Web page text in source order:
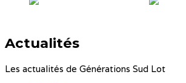
Actualités
Les actualités de Générations Sud Lot